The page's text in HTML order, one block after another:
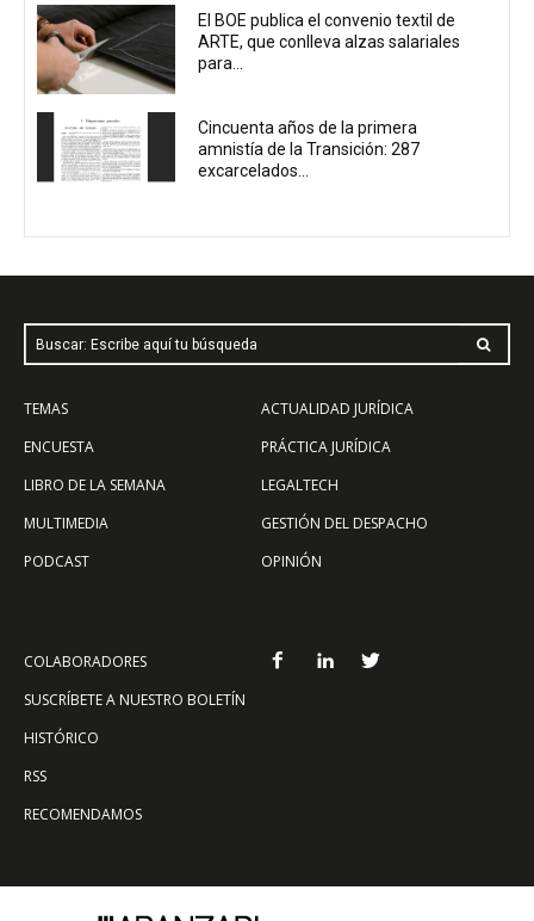
El BOE publica el convenio textil de
ARTE, que conlleva alzas salariales
para...
Cincuenta años de la primera
amnistía de la Transición: 287
excarcelados...
Buscar: Escribe aquí tu búsqueda
TEMAS
ENCUESTA
LIBRO DE LA SEMANA
MULTIMEDIA
PODCAST
ACTUALIDAD JURÍDICA
PRÁCTICA JURÍDICA
LEGALTECH
GESTIÓN DEL DESPACHO
OPINIÓN
COLABORADORES
SUSCRÍBETE A NUESTRO BOLETÍN
HISTÓRICO
RSS
RECOMENDAMOS